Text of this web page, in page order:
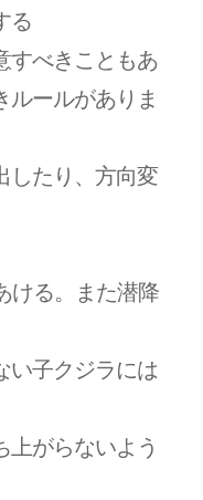
る
すべきこともあ
ルールがありま
したり、方向変
ける。また潜降
い子クジラには
上がらないよう